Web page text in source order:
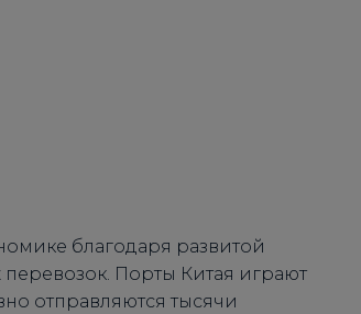
благодаря развитой
Порты Китая играют
отправляются тысячи